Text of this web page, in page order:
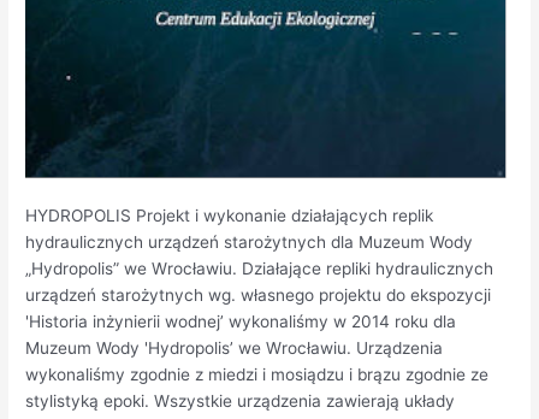
HYDROPOLIS Projekt i wykonanie działających replik
hydraulicznych urządzeń starożytnych dla Muzeum Wody
„Hydropolis” we Wrocławiu. Działające repliki hydraulicznych
urządzeń starożytnych wg. własnego projektu do ekspozycji
'Historia inżynierii wodnej’ wykonaliśmy w 2014 roku dla
Muzeum Wody 'Hydropolis’ we Wrocławiu. Urządzenia
wykonaliśmy zgodnie z miedzi i mosiądzu i brązu zgodnie ze
stylistyką epoki. Wszystkie urządzenia zawierają układy